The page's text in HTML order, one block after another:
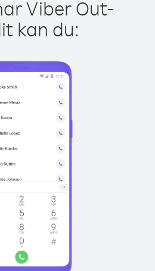
Viber Out-
kan du: